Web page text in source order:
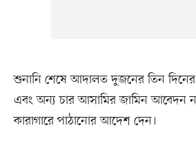
শুনানি শেষে আদালত দুজনের তিন দিনের
এবং অন্য চার আসামির জামিন আবেদন
কারাগারে পাঠানোর আদেশ দেন।